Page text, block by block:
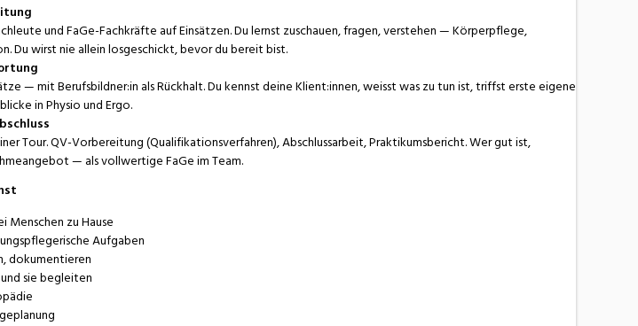
und FaGe-Fachkräfte auf Einsätzen. Du lernst zuschauen, fragen, verstehen — Körperpflege,
Du wirst nie allein losgeschickt, bevor du bereit bist.
— mit Berufsbildner:in als Rückhalt. Du kennst deine Klient:innen, weisst was zu tun ist, triffst erste eigene
in Physio und Ergo.
Tour. QV-Vorbereitung (Qualifikationsverfahren), Abschlussarbeit, Praktikumsbericht. Wer gut ist,
— als vollwertige FaGe im Team.
zu Hause
Aufgaben
dokumentieren
sie begleiten